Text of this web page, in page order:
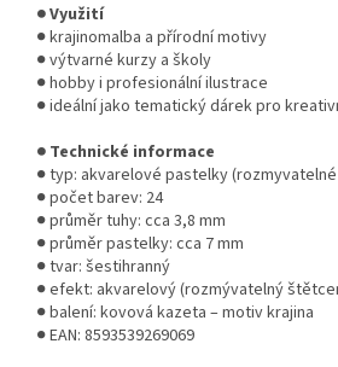
● Využití
● krajinomalba a přírodní motivy
● výtvarné kurzy a školy
● hobby i profesionální ilustrace
● ideální jako tematický dárek pro
● Technické informace
● typ: akvarelové pastelky
● počet barev: 24
● průměr tuhy: cca 3,8 mm
● průměr pastelky: cca 7 mm
● tvar: šestihranný
● efekt: akvarelový (rozmývatelný
● balení: kovová kazeta – motiv krajina
● EAN: 8593539269069